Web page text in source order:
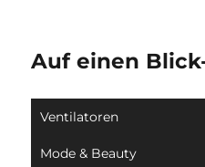
Auf einen
Ventilatoren
Mode & Beauty